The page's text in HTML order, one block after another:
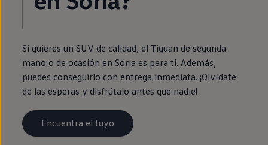
Si quieres un SUV de calidad, el Tiguan de segunda
mano o de ocasión en Soria es para ti. Además,
puedes conseguirlo con entrega inmediata. ¡Olvídate
de las esperas y disfrútalo antes que nadie!
Encuentra el tuyo